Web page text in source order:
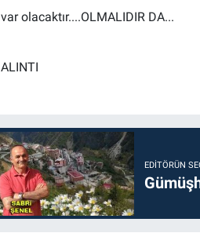
var olacaktır....OLMALIDIR DA...
ALINTI
EDITÖRÜN